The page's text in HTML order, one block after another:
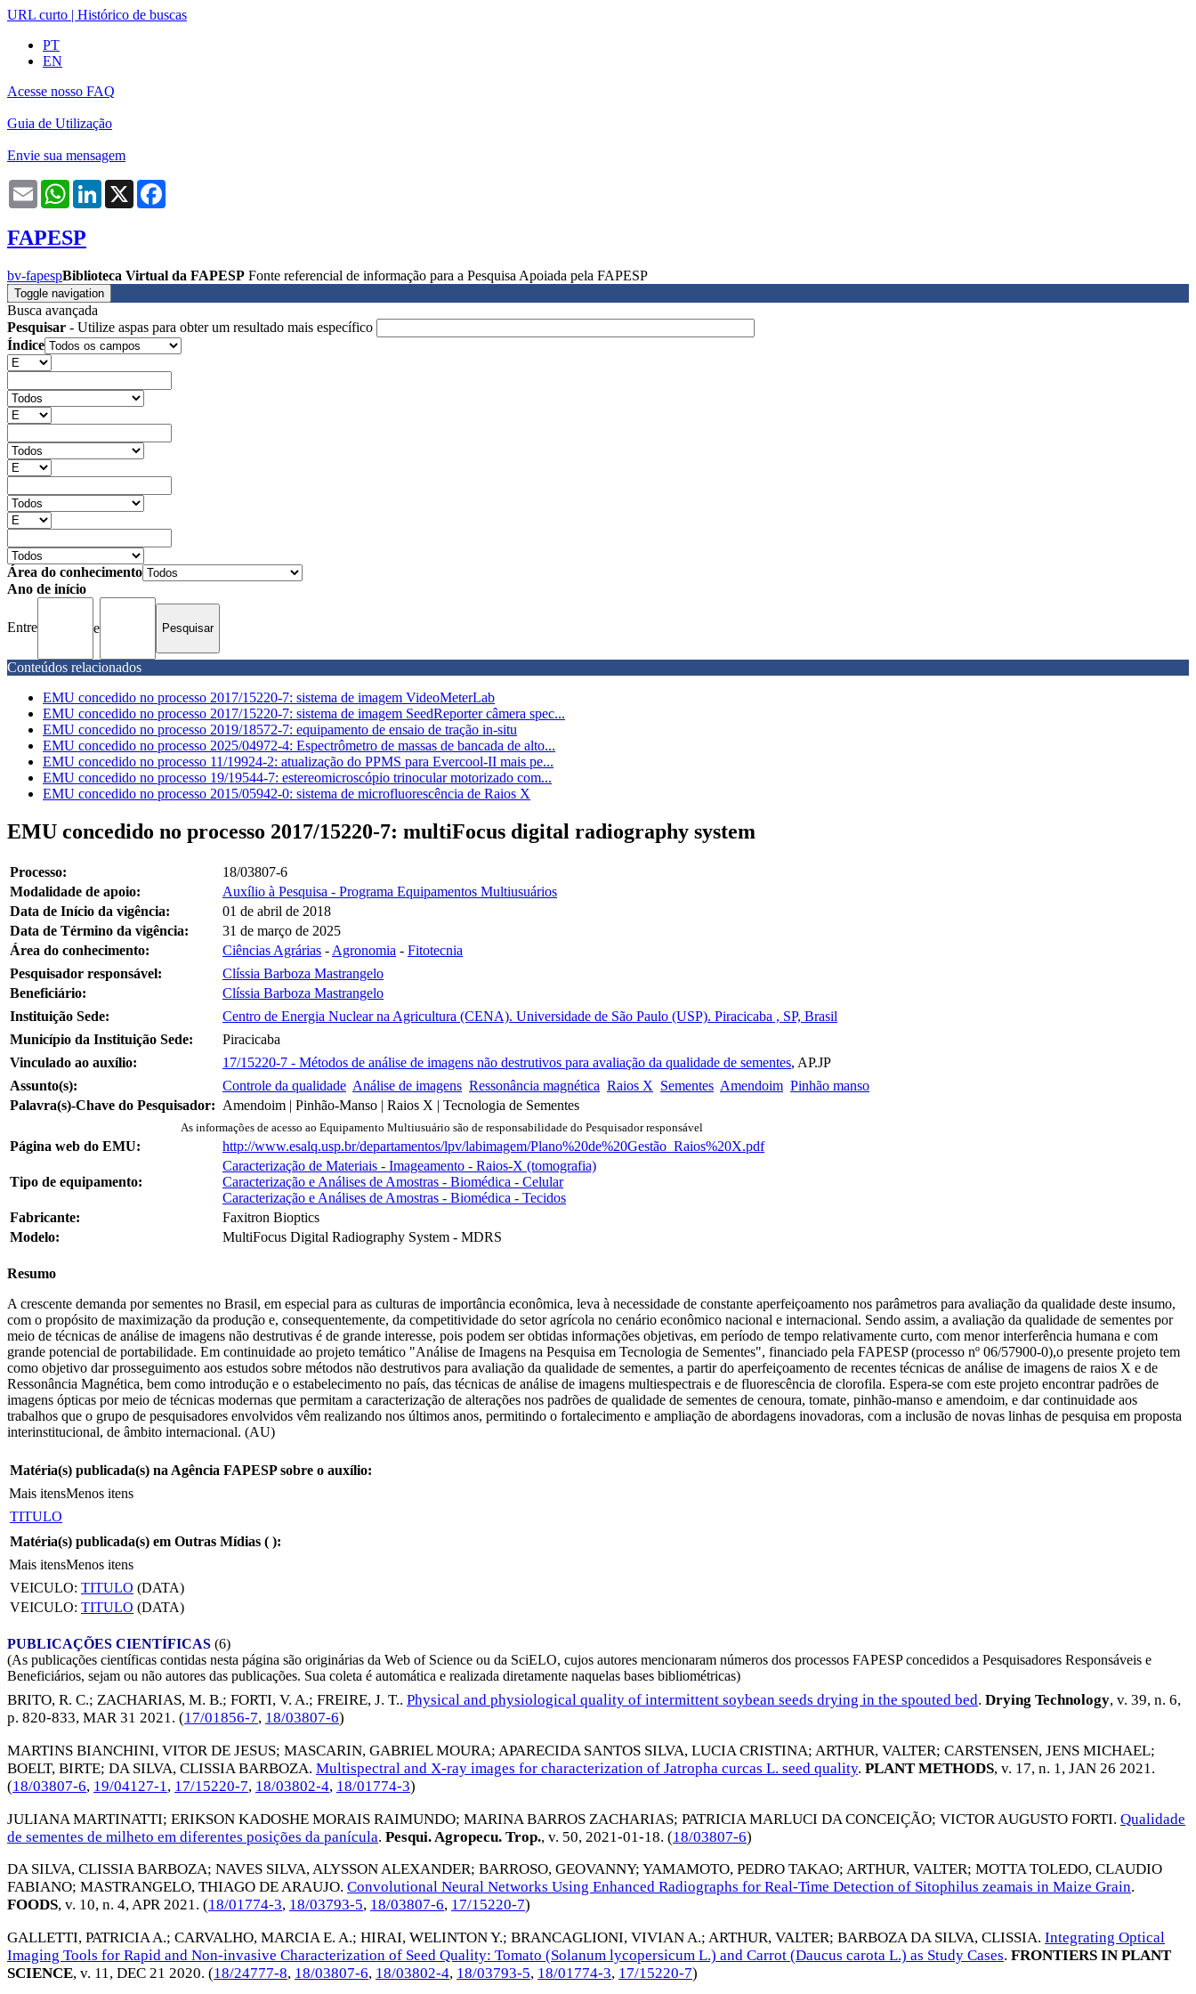
URL curto | Histórico de buscas
PT
EN
Acesse nosso FAQ
Guia de Utilização
Envie sua mensagem
Email WhatsAppLinkedIn
X
FAPESP
bv-fapespBiblioteca Virtual da FAPESP Fonte referencial de informação para a Pesquisa Apoiada pela FAPESP
Toggle navigation
Busca avançada
Pesquisar - Utilize aspas para obter um resultado mais específico
Índice
Área do conhecimento
Ano de início
Entre e
Conteúdos relacionados
EMU concedido no processo 2017/15220-7: sistema de imagem VideoMeterLab
EMU concedido no processo 2017/15220-7: sistema de imagem SeedReporter câmera spec...
EMU concedido no processo 2019/18572-7: equipamento de ensaio de tração in-situ
EMU concedido no processo 2025/04972-4: Espectrômetro de massas de bancada de alto...
EMU concedido no processo 11/19924-2: atualização do PPMS para Evercool-II mais pe...
EMU concedido no processo 19/19544-7: estereomicroscópio trinocular motorizado com...
EMU concedido no processo 2015/05942-0: sistema de microfluorescência de Raios X
EMU concedido no processo 2017/15220-7: multiFocus digital radiography system
Processo:
18/03807-6
Modalidade de apoio:
Auxílio à Pesquisa - Programa Equipamentos Multiusuários
Data de Início da vigência:
01 de abril de 2018
Data de Término da vigência:
31 de março de 2025
Área do conhecimento:
Ciências Agrárias - Agronomia - Fitotecnia
Pesquisador responsável:
Clíssia Barboza Mastrangelo
Beneficiário:
Clíssia Barboza Mastrangelo
Instituição Sede:
Centro de Energia Nuclear na Agricultura (CENA). Universidade de São Paulo (USP). Piracicaba , SP, Brasil
Município da Instituição Sede:
Piracicaba
Vinculado ao auxílio:
17/15220-7 - Métodos de análise de imagens não destrutivos para avaliação da qualidade de sementes, AP.JP
Assunto(s):
Controle da qualidade Análise de imagens Ressonância magnética Raios X Sementes Amendoim Pinhão manso
Palavra(s)-Chave do Pesquisador: Amendoim | Pinhão-Manso | Raios X | Tecnologia de Sementes
As informações de acesso ao Equipamento Multiusuário são de responsabilidade do Pesquisador responsável
Página web do EMU: http://www.esalq.usp.br/departamentos/lpv/labimagem/Plano%20de%20Gestão_Raios%20X.pdf
Tipo de equipamento:
Caracterização de Materiais - Imageamento - Raios-X (tomografia)
Caracterização e Análises de Amostras - Biomédica - Celular
Caracterização e Análises de Amostras - Biomédica - Tecidos
Fabricante:
Faxitron Bioptics
Modelo:
MultiFocus Digital Radiography System - MDRS
Resumo
A crescente demanda por sementes no Brasil, em especial para as culturas de importância econômica, leva à necessidade de constante aperfeiçoamento nos parâmetros para avaliação da qualidade deste insumo,
com o propósito de maximização da produção e, consequentemente, da competitividade do setor agrícola no cenário econômico nacional e internacional. Sendo assim, a avaliação da qualidade de sementes por
meio de técnicas de análise de imagens não destrutivas é de grande interesse, pois podem ser obtidas informações objetivas, em período de tempo relativamente curto, com menor interferência humana e com
grande potencial de portabilidade. Em continuidade ao projeto temático "Análise de Imagens na Pesquisa em Tecnologia de Sementes", financiado pela FAPESP (processo nº 06/57900-0),o presente projeto tem
como objetivo dar prosseguimento aos estudos sobre métodos não destrutivos para avaliação da qualidade de sementes, a partir do aperfeiçoamento de recentes técnicas de análise de imagens de raios X e de
Ressonância Magnética, bem como introdução e o estabelecimento no país, das técnicas de análise de imagens multiespectrais e de fluorescência de clorofila. Espera-se com este projeto encontrar padrões de
imagens ópticas por meio de técnicas modernas que permitam a caracterização de alterações nos padrões de qualidade de sementes de cenoura, tomate, pinhão-manso e amendoim, e dar continuidade aos
trabalhos que o grupo de pesquisadores envolvidos vêm realizando nos últimos anos, permitindo o fortalecimento e ampliação de abordagens inovadoras, com a inclusão de novas linhas de pesquisa em proposta
interinstitucional, de âmbito internacional. (AU)
Matéria(s) publicada(s) na Agência FAPESP sobre o auxílio:
Mais itensMenos itens
TITULO
Matéria(s) publicada(s) em Outras Mídias ( ):
Mais itensMenos itens
VEICULO: TITULO (DATA)
VEICULO: TITULO (DATA)
PUBLICAÇÕES CIENTÍFICAS (6)
(As publicações científicas contidas nesta página são originárias da Web of Science ou da SciELO, cujos autores mencionaram números dos processos FAPESP concedidos a Pesquisadores Responsáveis e
Beneficiários, sejam ou não autores das publicações. Sua coleta é automática e realizada diretamente naquelas bases bibliométricas)
BRITO, R. C.; ZACHARIAS, M. B.; FORTI, V. A.; FREIRE, J. T.. Physical and physiological quality of intermittent soybean seeds drying in the spouted bed. Drying Technology, v. 39, n. 6,
p. 820-833, MAR 31 2021. (17/01856-7, 18/03807-6)
MARTINS BIANCHINI, VITOR DE JESUS; MASCARIN, GABRIEL MOURA; APARECIDA SANTOS SILVA, LUCIA CRISTINA; ARTHUR, VALTER; CARSTENSEN, JENS MICHAEL;
BOELT, BIRTE; DA SILVA, CLISSIA BARBOZA. Multispectral and X-ray images for characterization of Jatropha curcas L. seed quality. PLANT METHODS, v. 17, n. 1, JAN 26 2021.
(18/03807-6, 19/04127-1, 17/15220-7, 18/03802-4, 18/01774-3)
JULIANA MARTINATTI; ERIKSON KADOSHE MORAIS RAIMUNDO; MARINA BARROS ZACHARIAS; PATRICIA MARLUCI DA CONCEIÇÃO; VICTOR AUGUSTO FORTI. Qualidade
de sementes de milheto em diferentes posições da panícula. Pesqui. Agropecu. Trop., v. 50, 2021-01-18. (18/03807-6)
DA SILVA, CLISSIA BARBOZA; NAVES SILVA, ALYSSON ALEXANDER; BARROSO, GEOVANNY; YAMAMOTO, PEDRO TAKAO; ARTHUR, VALTER; MOTTA TOLEDO, CLAUDIO
FABIANO; MASTRANGELO, THIAGO DE ARAUJO. Convolutional Neural Networks Using Enhanced Radiographs for Real-Time Detection of Sitophilus zeamais in Maize Grain.
FOODS, v. 10, n. 4,APR 2021. (18/01774-3, 18/03793-5, 18/03807-6, 17/15220-7)
GALLETTI, PATRICIA A.; CARVALHO, MARCIA E. A.; HIRAI, WELINTON Y.; BRANCAGLIONI, VIVIAN A.; ARTHUR, VALTER; BARBOZA DA SILVA, CLISSIA. Integrating Optical
Imaging Tools for Rapid and Non-invasive Characterization of Seed Quality: Tomato (Solanum lycopersicum L.) and Carrot (Daucus carota L.) as Study Cases. FRONTIERS IN PLANT
SCIENCE, v. 11, DEC 21 2020. (18/24777-8, 18/03807-6, 18/03802-4, 18/03793-5, 18/01774-3, 17/15220-7)